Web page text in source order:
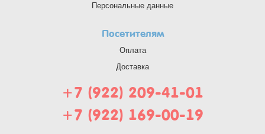
Персональные данные
Посетителям
Оплата
Доставка
+7 (922) 209-41-01
+7 (922) 169-00-19